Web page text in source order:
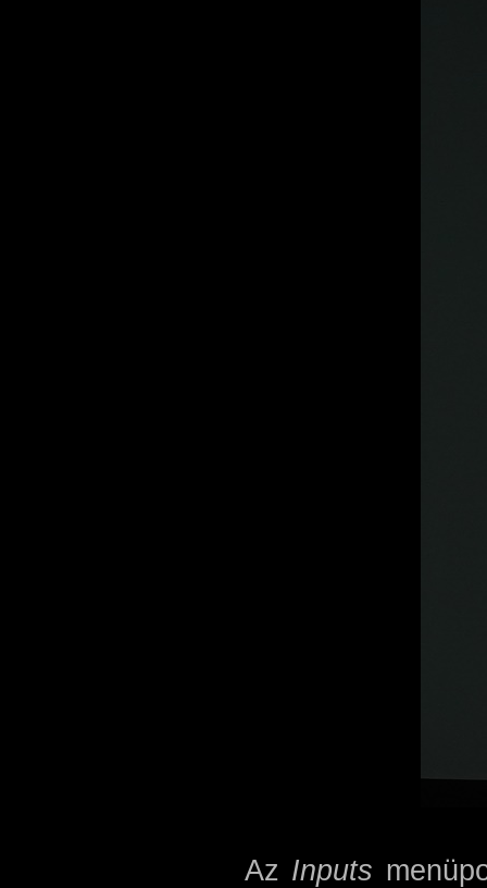
Az Inputs